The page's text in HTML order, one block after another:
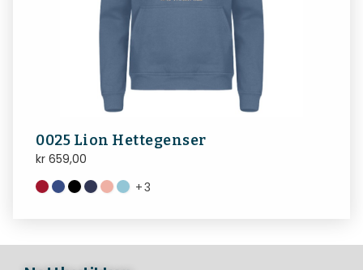
0025 Lion Hettegenser
kr 659,00
+3